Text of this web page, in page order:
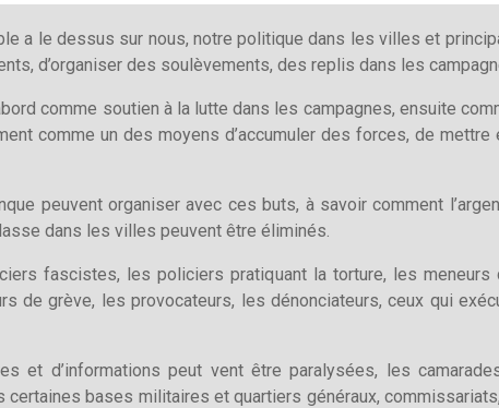
a le dessus sur nous, notre politique dans les villes et
d’organiser des soulèvements, des replis dans les
comme soutien à la lutte dans les campagnes, ensuite
comme un des moyens d’accumuler des forces, de
peuvent organiser avec ces buts, à savoir comment
dans les villes peuvent être éliminés.
fascistes, les policiers pratiquant la torture, les
de grève, les provocateurs, les dénonciateurs, ceux qui
et d’informations peut vent être paralysées, les
certaines bases militaires et quartiers généraux,